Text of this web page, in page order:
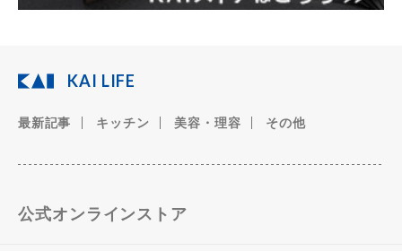
KAI LIFE
最新記事 キッチン 美容・理容 その他
公式オンラインストア